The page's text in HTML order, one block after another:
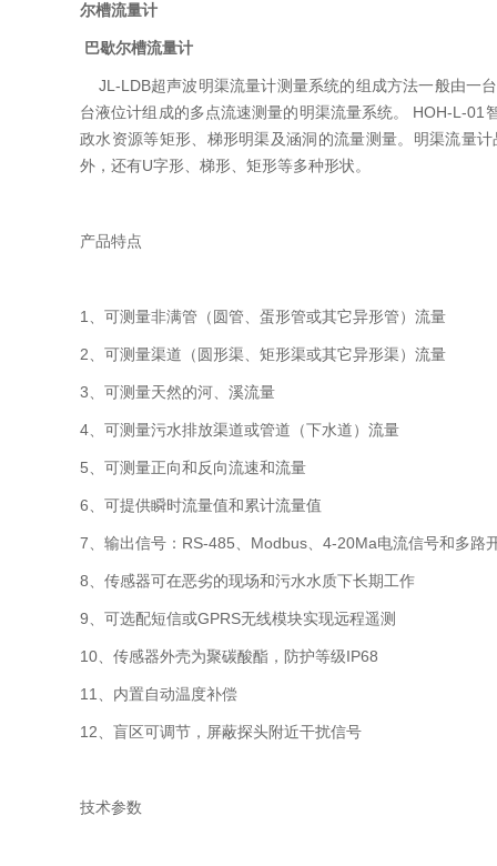
尔槽流量计
巴歇尔槽流量计
JL-LDB超声波明渠流量计测量系统的组成方法一般由一
台液位计组成的多点流速测量的明渠流量系统。 HOH-L-
政水资源等矩形、梯形明渠及涵洞的流量测量。明渠流量
外，还有U字形、梯形、矩形等多种形状。
产品特点
1、可测量非满管（圆管、蛋形管或其它异形管）流量
2、可测量渠道（圆形渠、矩形渠或其它异形渠）流量
3、可测量天然的河、溪流量
4、可测量污水排放渠道或管道（下水道）流量
5、可测量正向和反向流速和流量
6、可提供瞬时流量值和累计流量值
7、输出信号：RS-485、Modbus、4-20Ma电流信号和多路
8、传感器可在恶劣的现场和污水水质下长期工作
9、可选配短信或GPRS无线模块实现远程遥测
10、传感器外壳为聚碳酸酯，防护等级IP68
11、内置自动温度补偿
12、盲区可调节，屏蔽探头附近干扰信号
技术参数